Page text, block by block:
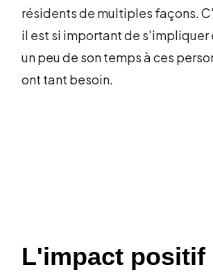
résidents de multiples façons.
il est si important de s'impliquer
un peu de son temps à ces
ont tant besoin.
L'impact positif